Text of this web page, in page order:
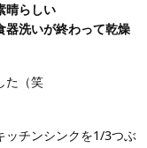
晴らしい
器洗いが終わって乾燥
た（笑
ッチンシンクを1/3つぶ